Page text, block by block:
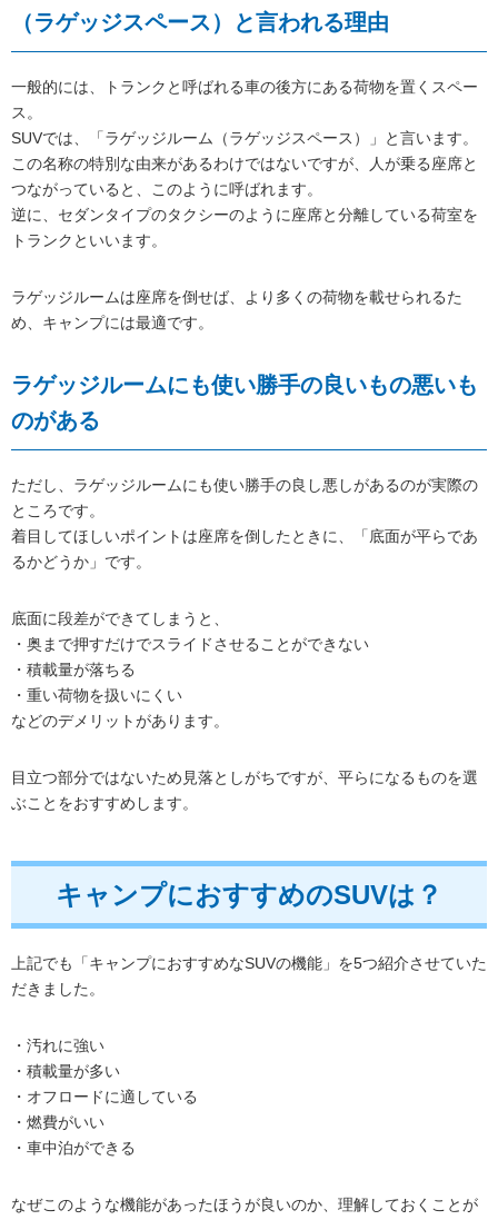
（ラゲッジスペース）と言われる理由
一般的には、トランクと呼ばれる車の後方にある荷物を置くスペー
ス。
SUVでは、「ラゲッジルーム（ラゲッジスペース）」と言います。
この名称の特別な由来があるわけではないですが、人が乗る座席と
つながっていると、このように呼ばれます。
逆に、セダンタイプのタクシーのように座席と分離している荷室を
トランクといいます。
ラゲッジルームは座席を倒せば、より多くの荷物を載せられるた
め、キャンプには最適です。
ラゲッジルームにも使い勝手の良いもの悪いも
のがある
ただし、ラゲッジルームにも使い勝手の良し悪しがあるのが実際の
ところです。
着目してほしいポイントは座席を倒したときに、「底面が平らであ
るかどうか」です。
底面に段差ができてしまうと、
・奥まで押すだけでスライドさせることができない
・積載量が落ちる
・重い荷物を扱いにくい
などのデメリットがあります。
目立つ部分ではないため見落としがちですが、平らになるものを選
ぶことをおすすめします。
キャンプにおすすめのSUVは？
上記でも「キャンプにおすすめなSUVの機能」を5つ紹介させていた
だきました。
・汚れに強い
・積載量が多い
・オフロードに適している
・燃費がいい
・車中泊ができる
なぜこのような機能があったほうが良いのか、理解しておくことが